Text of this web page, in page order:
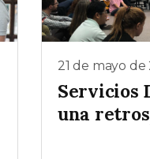
21 de mayo de
Servicios
una